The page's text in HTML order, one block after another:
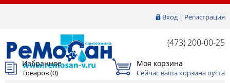
Вход| Регистрация
(473) 200-00-25
Избранное
Товаров (0)
Моя корзина
Сейчас ваша корзина пуста